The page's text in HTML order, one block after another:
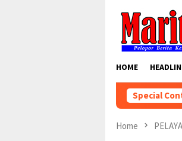
content
HOME
Special
Home